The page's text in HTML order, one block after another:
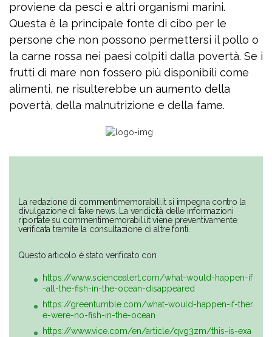
proviene da pesci e altri organismi marini.
Questa è la principale fonte di cibo per le
persone che non possono permettersi il pollo o
la carne rossa nei paesi colpiti dalla povertà. Se i
frutti di mare non fossero più disponibili come
alimenti, ne risulterebbe un aumento della
povertà, della malnutrizione e della fame.
La redazione di commentimemorabili.it si impegna contro la
divulgazione di fake news. La veridicità delle informazioni
riportate su commentimemorabili.it viene preventivamente
verificata tramite la consultazione di altre fonti.
Questo articolo è stato verificato con:
https://www.sciencealert.com/what-would-happen-if
-all-the-fish-in-the-ocean-disappeared
https://greentumble.com/what-would-happen-if-ther
e-were-no-fish-in-the-ocean
https://www.vice.com/en/article/qvg3zm/this-is-exa